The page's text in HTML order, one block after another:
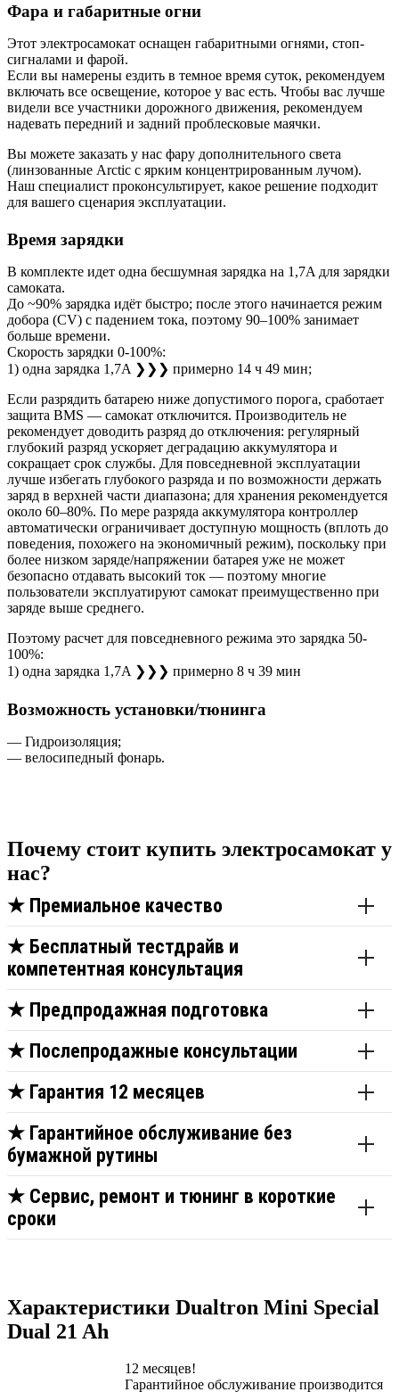
Фара и габаритные огни
Этот электросамокат оснащен габаритными огнями, стоп-
сигналами и фарой.
Если вы намерены ездить в темное время суток, рекомендуем
включать все освещение, которое у вас есть. Чтобы вас лучше
видели все участники дорожного движения, рекомендуем
надевать передний и задний проблесковые маячки.
Вы можете заказать у нас фару дополнительного света
(линзованные Arctic с ярким концентрированным лучом).
Наш специалист проконсультирует, какое решение подходит
для вашего сценария эксплуатации.
Время зарядки
В комплекте идет одна бесшумная зарядка на 1,7A для зарядки
самоката.
До ~90% зарядка идёт быстро; после этого начинается режим
добора (CV) с падением тока, поэтому 90–100% занимает
больше времени.
Скорость зарядки 0-100%:
1) одна зарядка 1,7A ❯❯❯ примерно 14 ч 49 мин;
Если разрядить батарею ниже допустимого порога, сработает
защита BMS — самокат отключится. Производитель не
рекомендует доводить разряд до отключения: регулярный
глубокий разряд ускоряет деградацию аккумулятора и
сокращает срок службы. Для повседневной эксплуатации
лучше избегать глубокого разряда и по возможности держать
заряд в верхней части диапазона; для хранения рекомендуется
около 60–80%. По мере разряда аккумулятора контроллер
автоматически ограничивает доступную мощность (вплоть до
поведения, похожего на экономичный режим), поскольку при
более низком заряде/напряжении батарея уже не может
безопасно отдавать высокий ток — поэтому многие
пользователи эксплуатируют самокат преимущественно при
заряде выше среднего.
Поэтому расчет для повседневного режима это зарядка 50-
100%:
1) одна зарядка 1,7A ❯❯❯ примерно 8 ч 39 мин
Возможность установки/тюнинга
— Гидроизоляция;
— велосипедный фонарь.
Почему стоит купить электросамокат у
нас?
★ Премиальное качество
★ Бесплатный тестдрайв и
компетентная консультация
★ Предпродажная подготовка
★ Послепродажные консультации
★ Гарантия 12 месяцев
★ Гарантийное обслуживание без
бумажной рутины
★ Сервис, ремонт и тюнинг в короткие
сроки
Характеристики Dualtron Mini Special
Dual 21 Ah
12 месяцев!
Гарантийное обслуживание производится